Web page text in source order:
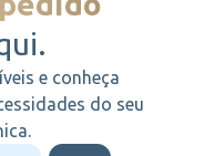
e conheça
do seu